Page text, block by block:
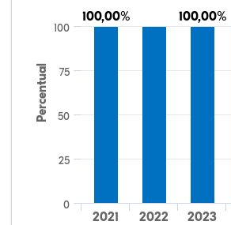
Percentual
100,00%
100,00% 100,00%
100,00%
2021 2022 2023
0
25
50
75
100